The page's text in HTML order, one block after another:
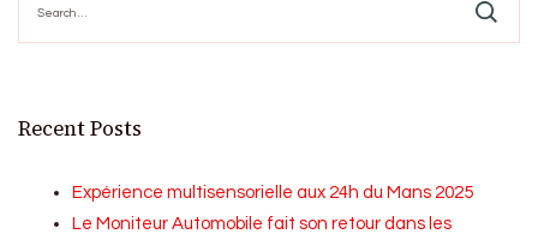
for:
Recent Posts
Expérience multisensorielle aux 24h du Mans 2025
Le Moniteur Automobile fait son retour dans les